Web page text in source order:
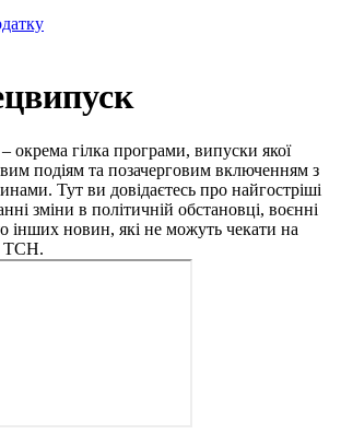
гілка програми, випуски якої
подіям та позачерговим включенням з
Тут ви довідаєтесь про найгостріші
зміни в політичній обстановці, воєнні
інших новин, які не можуть чекати на
ТСН.